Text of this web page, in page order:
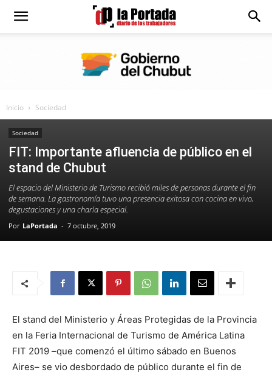
Diario
Portada
Inicio Sociedad
Sociedad
FIT: Importante afluencia de público en el
stand de Chubut
El espacio del Ministerio de Turismo recibió miles de personas durante el fin
de semana. La gastronomía tuvo una presencia exitosa con cocina en vivo,
degustaciones y una charla especial.
Por LaPortada - 7 octubre, 2019
El stand del Ministerio y Áreas Protegidas de la Provincia
en la Feria Internacional de Turismo de América Latina
FIT 2019 –que comenzó el último sábado en Buenos
Aires– se vio desbordado de público durante el fin de